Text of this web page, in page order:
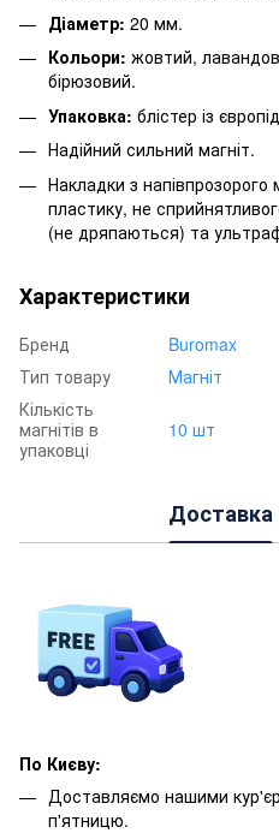
Діаметр: 20 мм.
Кольори: жовтий,
бірюзовий.
Упаковка: блістер із
Надійний сильний магніт.
Накладки з напівпрозорого
пластику, не
(не дряпаються) та
Характеристики
Бренд
Buromax
Тип товару
Магніт
Кількість
магнітів в
упаковці
10 шт
Доставка
По Києву:
Доставляємо нашими
п'ятницю.